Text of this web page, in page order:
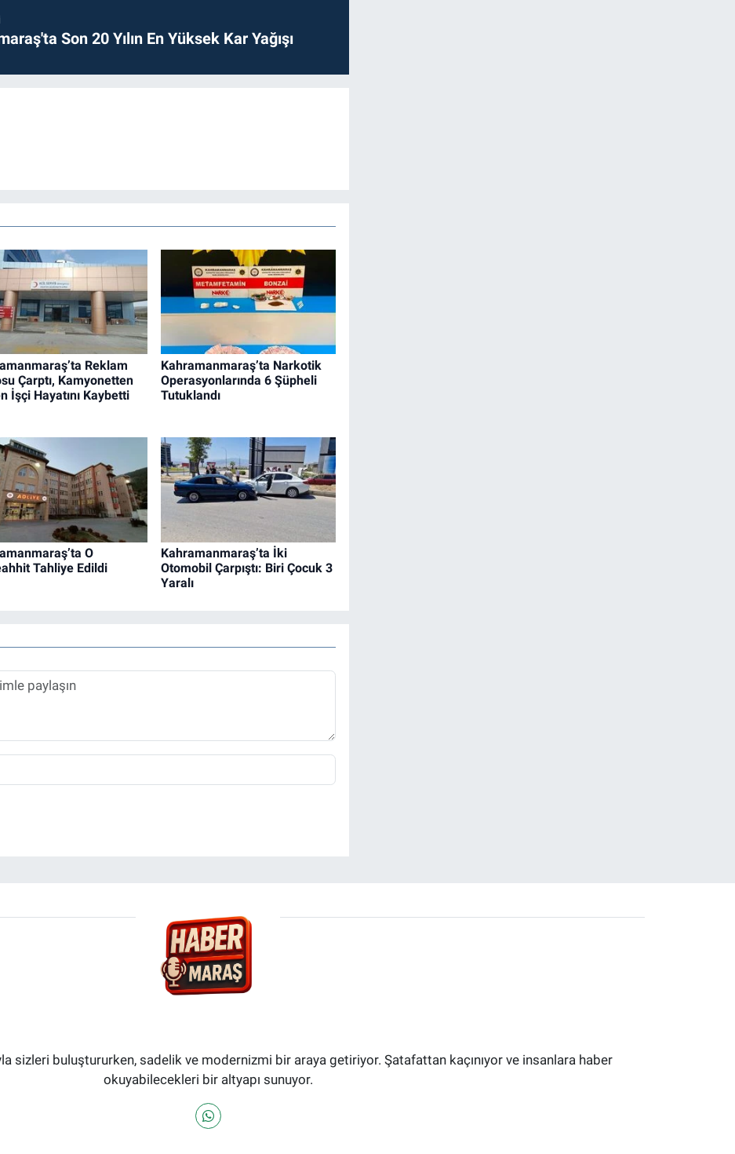
Son 20 Yılın En Yüksek Kar Yağışı
Reklam
Çarptı, Kamyonetten
İşçi Hayatını Kaybetti
Kahramanmaraş’ta Narkotik
Operasyonlarında 6 Şüpheli
Tutuklandı
O
Tahliye Edildi
Kahramanmaraş’ta İki
Otomobil Çarpıştı: Biri Çocuk 3
Yaralı
sizleri buluştururken, sadelik ve modernizmi bir araya getiriyor. Şatafattan kaçınıyor ve insanlara haber
okuyabilecekleri bir altyapı sunuyor.